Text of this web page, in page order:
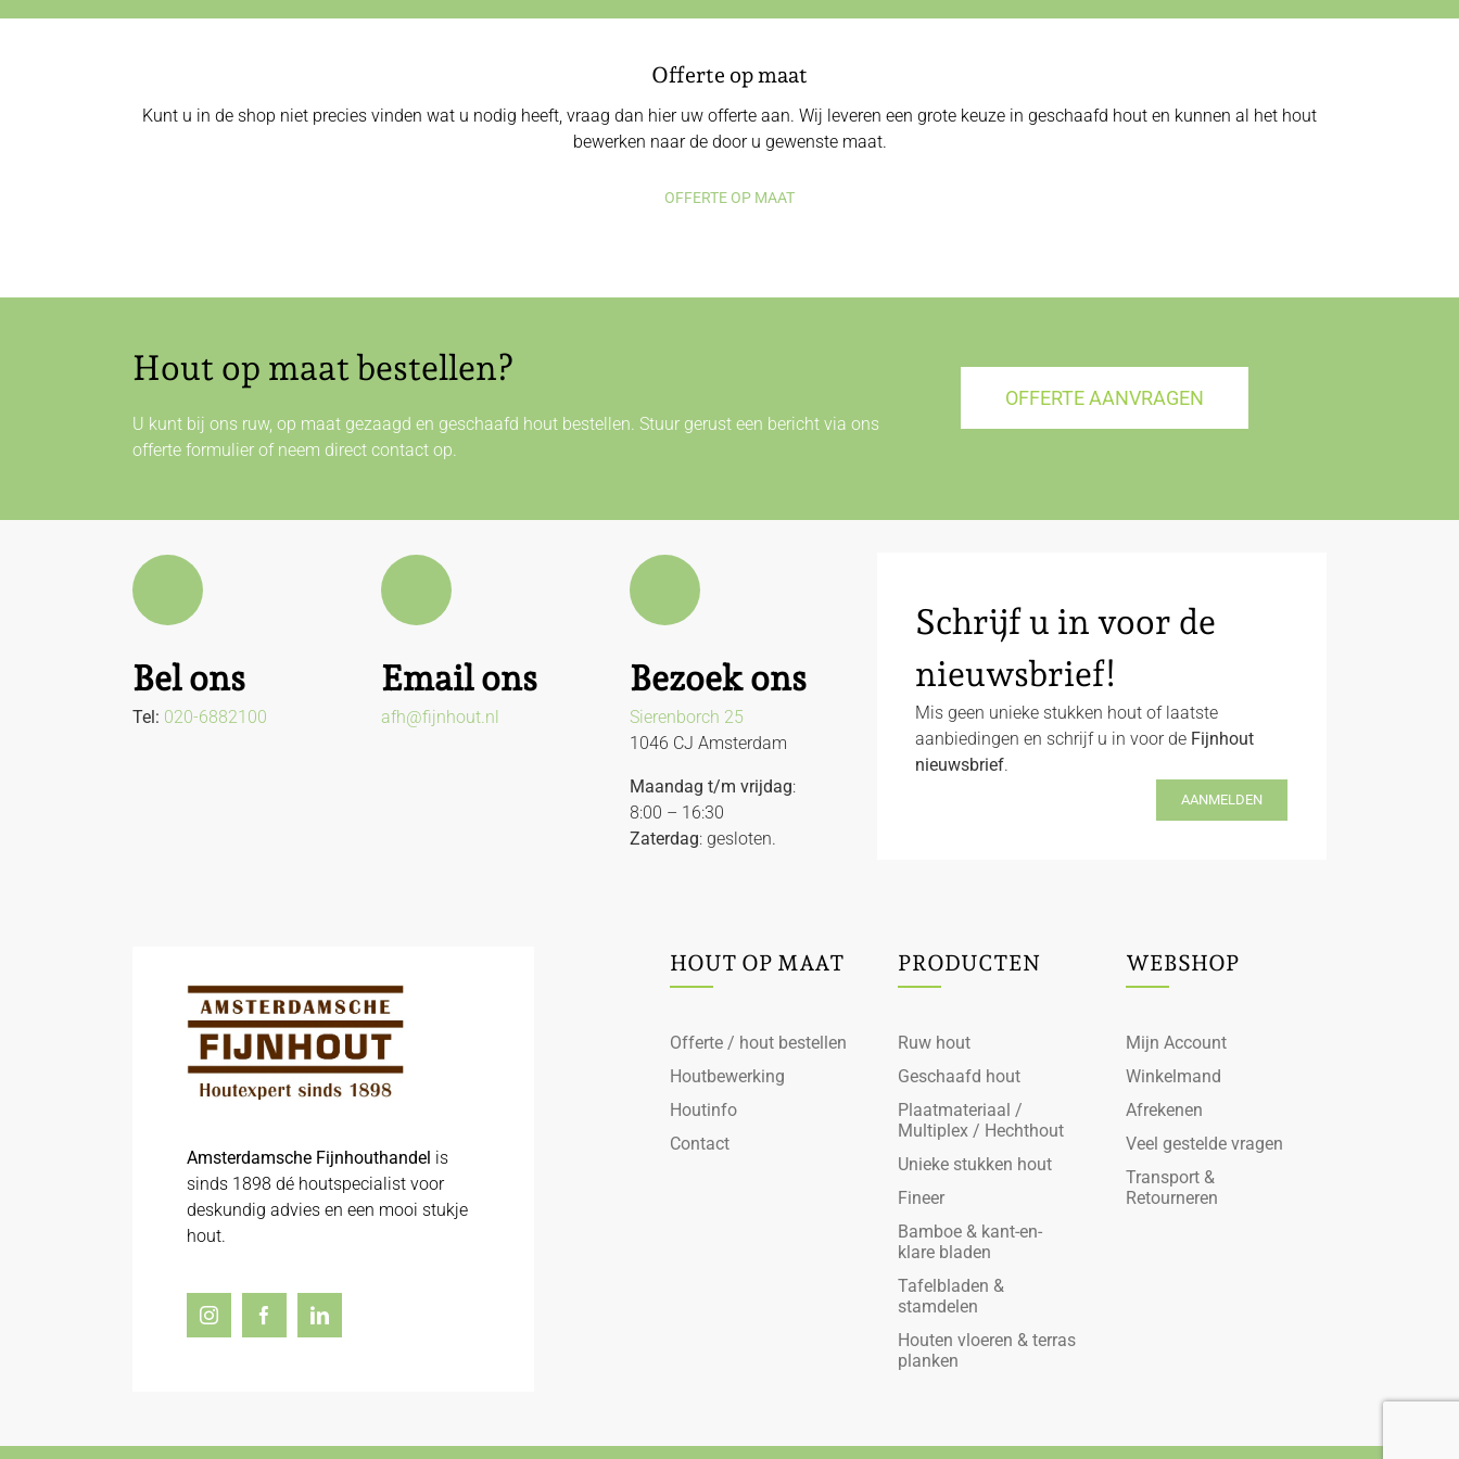
Offerte op maat
Kunt u in de shop niet precies vinden wat u nodig heeft, vraag dan hier uw offerte aan. Wij leveren een grote keuze in geschaafd hout en kunnen al het hout
bewerken naar de door u gewenste maat.
OFFERTE OP MAAT
Hout op maat bestellen?
U kunt bij ons ruw, op maat gezaagd en geschaafd hout bestellen. Stuur gerust een bericht via ons
offerte formulier of neem direct contactop.
OFFERTE AANVRAGEN
Bel ons
Tel: 020-6882100
Email ons
afh@fijnhout.nl
Bezoek ons
Sierenborch 25
1046 CJ Amsterdam
Maandag t/m vrijdag:
8:00 – 16:30
Zaterdag: gesloten.
Schrijf u in voor de
nieuwsbrief!
Mis geen unieke stukken hout of laatste
aanbiedingen en schrijf u in voor de Fijnhout
nieuwsbrief.
AANMELDEN
Amsterdamsche Fijnhouthandel is
sinds 1898 dé houtspecialist voor
deskundig advies en een mooi stukje
hout.
HOUT OP MAAT
Offerte / hout bestellen
Houtbewerking
Houtinfo
Contact
PRODUCTEN
Ruw hout
Geschaafd hout
Plaatmateriaal /
Multiplex / Hechthout
Unieke stukken hout
Fineer
Bamboe & kant-en-
klare bladen
Tafelbladen &
stamdelen
Houten vloeren & terras
planken
WEBSHOP
Mijn Account
Winkelmand
Afrekenen
Veel gestelde vragen
Transport &
Retourneren